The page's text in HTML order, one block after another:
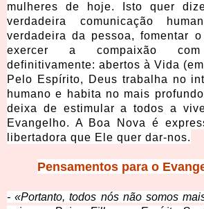
mulheres de hoje. Isto quer
verdadeira comunicação
verdadeira da pessoa, fomentar
exercer a compaixão
definitivamente: abertos à Vida
Pelo Espírito, Deus trabalha no
humano e habita no mais
deixa de estimular a todos a
Evangelho. A Boa Nova é
libertadora que Ele quer dar-nos.
Pensamentos para o
- «Portanto, todos nós não somos